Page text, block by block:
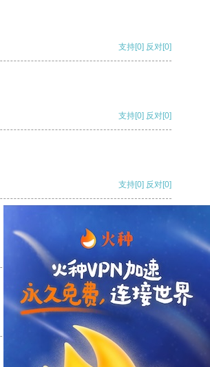
支持[0] 反对[0]
支持[0] 反对[0]
支持[0] 反对[0]
反对